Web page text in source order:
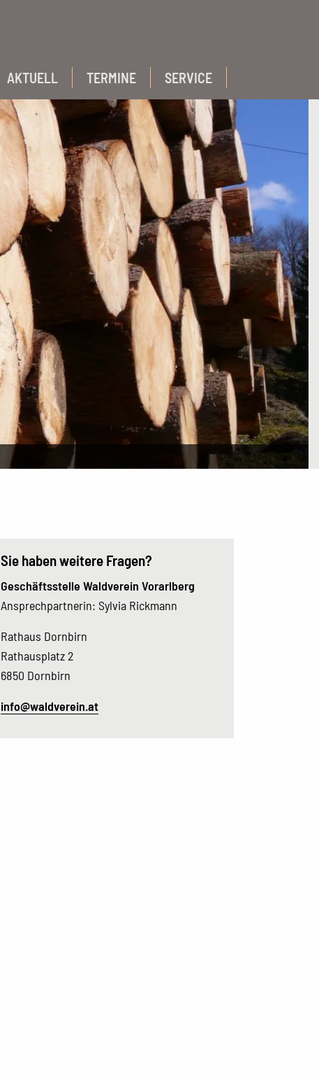
AKTUELL TERMINE SERVICE
Sie haben weitere Fragen?
Geschäftsstelle Waldverein Vorarlberg
Ansprechpartnerin: Sylvia Rickmann
Rathaus Dornbirn
Rathausplatz 2
6850 Dornbirn
info@waldverein.at